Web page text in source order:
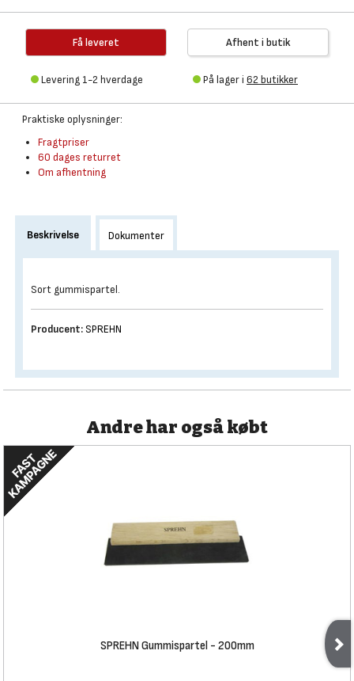
Få leveret
Levering 1-2 hverdage
Afhent i butik
På lager i 62 butikker
Praktiske oplysninger:
Fragtpriser
60 dages returret
Om afhentning
Beskrivelse Dokumenter
Sort gummispartel.
Producent: SPREHN
Andre har også købt
SPREHN Gummispartel - 200mm